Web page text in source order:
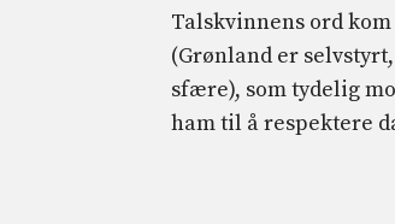
Talskvinnens ord
(Grønland er
sfære), som tydelig
ham til å respektere